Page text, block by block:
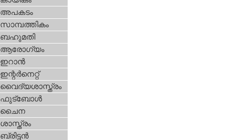
അപകടം
സാമ്പത്തികം
ബഹുമതി
ആരോഗ്യം
ഇറാന്‍
ഇന്റര്‍നെറ്റ്‌
വൈദ്യശാസ്ത്രം
ഫുട്ബോള്‍
ചൈന
ശാസ്ത്രം
ബ്രിട്ടന്‍